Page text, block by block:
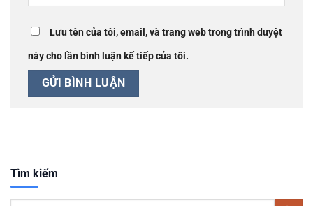
Lưu tên của tôi, email, và trang web trong trình duyệt
này cho lần bình luận kế tiếp của tôi.
Tìm kiếm